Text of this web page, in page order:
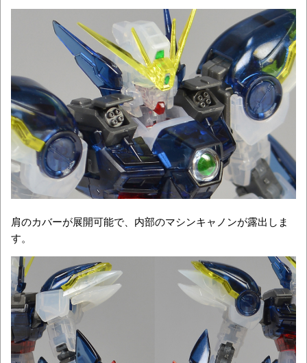
肩のカバーが展開可能で、内部のマシンキャノンが露出しま
す。